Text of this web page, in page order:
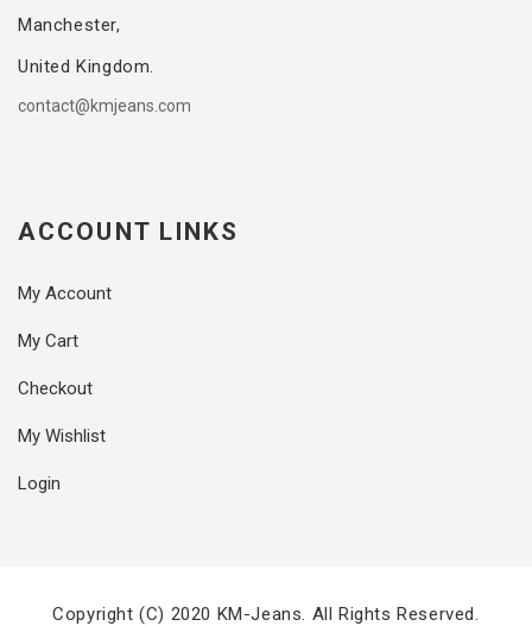
Manchester,
United Kingdom.
contact@kmjeans.com
ACCOUNT LINKS
My Account
My Cart
Checkout
My Wishlist
Login
Copyright (C) 2020 KM-Jeans. All Rights Reserved.